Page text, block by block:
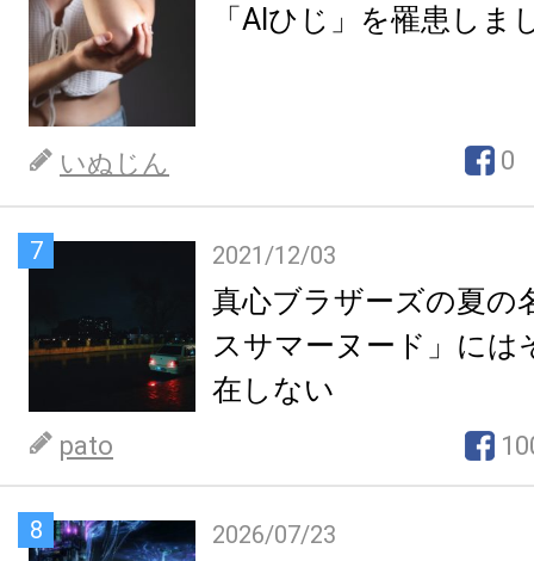
「AIひじ」を罹患しま
いぬじん 0
7 2021/12/03
真心ブラザーズの夏の
スサマーヌード」には
在しない
pato
8 2026/07/23